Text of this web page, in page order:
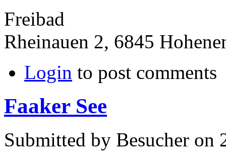
Freibad
Rheinauen 2, 6845
Login to post comments
Faaker See
Submitted by Besucher on